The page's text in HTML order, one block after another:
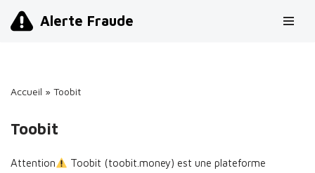
Alerte Fraude
Accueil » Toobit
Toobit
Attention
Toobit (toobit.money) est une plateforme